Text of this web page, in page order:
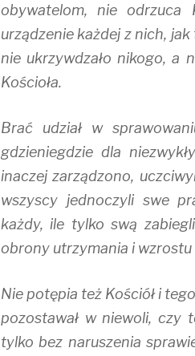
obywatelom, nie odrzuca
urządzenie każdej z nich,
nie ukrzywdzało nikogo, a
Kościoła.
Brać udział w
gdzieniegdzie dla
inaczej zarządzono,
wszyscy jednoczyli swe
każdy, ile tylko swą
obrony utrzymania i
Nie potępia też Kościół i
pozostawał w niewoli, czy
tylko bez naruszenia